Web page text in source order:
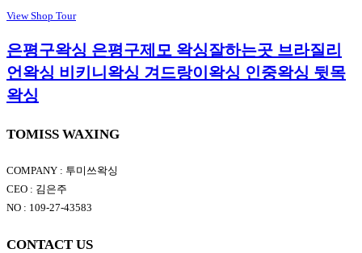
View Shop Tour
은평구왁싱 은평구제모 왁싱잘하는곳 브라질리
언왁싱 비키니왁싱 겨드랑이왁싱 인중왁싱 뒷목
왁싱
TOMISS WAXING
COMPANY : 투미쓰왁싱​
CEO : 김은주​
NO : 109-27-43583
CONTACT US